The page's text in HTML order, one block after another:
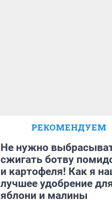
РЕКОМЕНДУЕМ
Не нужно
сжигать ботву
и картофеля! Как я
лучшее удобрение
яблони и малины